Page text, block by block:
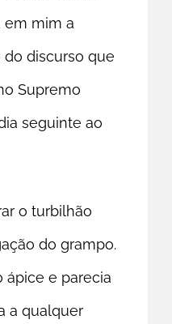
em mim a
discurso que
Supremo
seguinte ao
o turbilhão
do grampo.
ápice e parecia
a qualquer